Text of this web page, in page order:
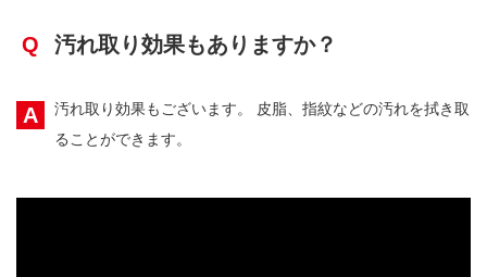
Q 汚れ取り効果もありますか？
A
汚れ取り効果もございます。 皮脂、指紋などの汚れを拭き取
ることができます。